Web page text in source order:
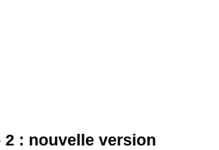
: nouvelle version